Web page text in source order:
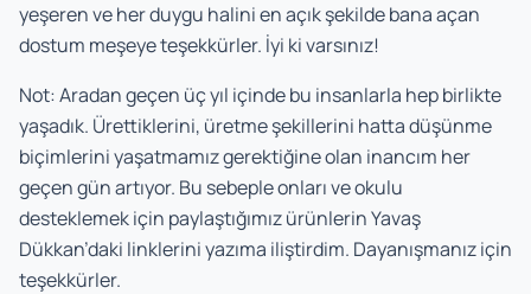
yeşeren ve her duygu halini en açık şekilde bana açan
dostum meşeye teşekkürler. İyi ki varsınız!
Not: Aradan geçen üç yıl içinde bu insanlarla hep birlikte
yaşadık. Ürettiklerini, üretme şekillerini hatta düşünme
biçimlerini yaşatmamız gerektiğine olan inancım her
geçen gün artıyor. Bu sebeple onları ve okulu
desteklemek için paylaştığımız ürünlerin Yavaş
Dükkan’daki linklerini yazıma iliştirdim. Dayanışmanız için
teşekkürler.